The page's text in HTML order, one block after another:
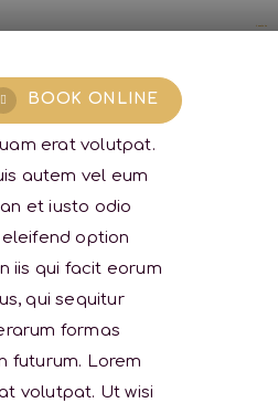
BOOK ONLINE
erat volutpat.
autem vel eum
et iusto odio
option
iis qui facit eorum
qui sequitur
formas
futurum. Lorem
volutpat. Ut wisi